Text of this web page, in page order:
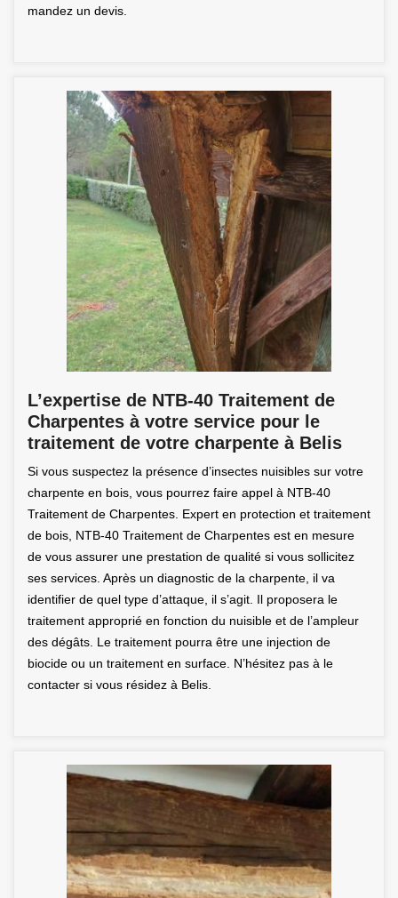
mandez un devis.
L’expertise de NTB-40 Traitement de
Charpentes à votre service pour le
traitement de votre charpente à Belis
Si vous suspectez la présence d’insectes nuisibles sur votre
charpente en bois, vous pourrez faire appel à NTB-40
Traitement de Charpentes. Expert en protection et traitement
de bois, NTB-40 Traitement de Charpentes est en mesure
de vous assurer une prestation de qualité si vous sollicitez
ses services. Après un diagnostic de la charpente, il va
identifier de quel type d’attaque, il s’agit. Il proposera le
traitement approprié en fonction du nuisible et de l’ampleur
des dégâts. Le traitement pourra être une injection de
biocide ou un traitement en surface. N’hésitez pas à le
contacter si vous résidez à Belis.